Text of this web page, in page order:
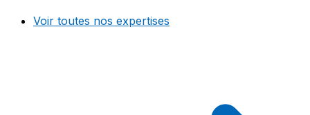
Voir toutes nos expertises